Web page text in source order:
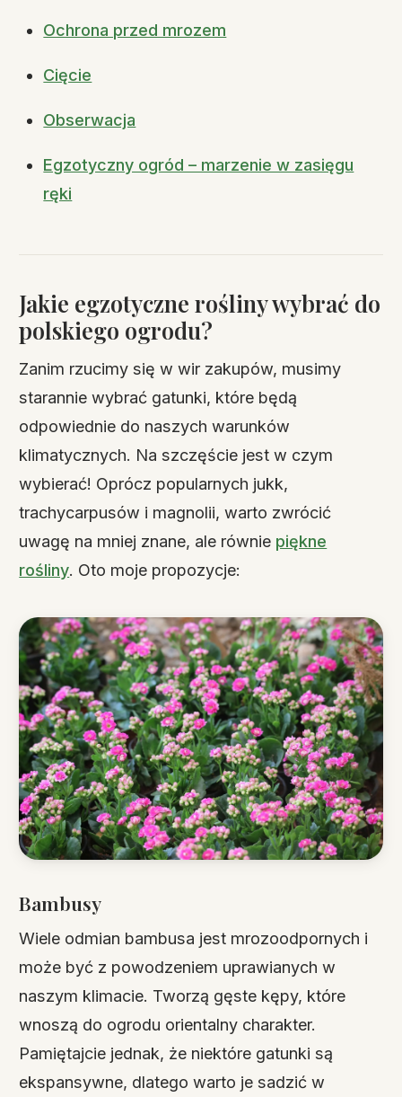
Ochrona przed mrozem
Cięcie
Obserwacja
Egzotyczny ogród – marzenie w zasięgu
ręki
Jakie egzotyczne rośliny wybrać do
polskiego ogrodu?
Zanim rzucimy się w wir zakupów, musimy
starannie wybrać gatunki, które będą
odpowiednie do naszych warunków
klimatycznych. Na szczęście jest w czym
wybierać! Oprócz popularnych jukk,
trachycarpusów i magnolii, warto zwrócić
uwagę na mniej znane, ale równie piękne
rośliny. Oto moje propozycje:
Bambusy
Wiele odmian bambusa jest mrozoodpornych i
może być z powodzeniem uprawianych w
naszym klimacie. Tworzą gęste kępy, które
wnoszą do ogrodu orientalny charakter.
Pamiętajcie jednak, że niektóre gatunki są
ekspansywne, dlatego warto je sadzić w